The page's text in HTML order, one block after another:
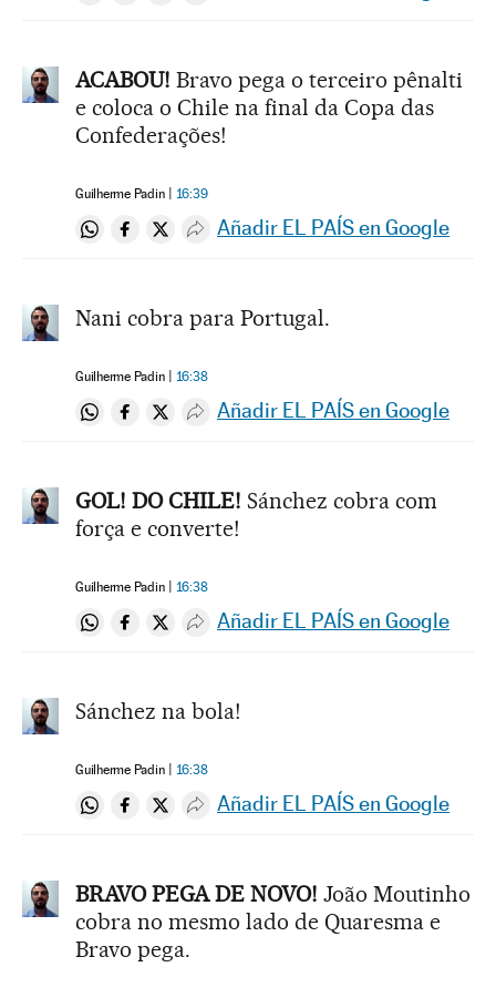
ACABOU! Bravo pega o terceiro pênalti
e coloca o Chile na final da Copa das
Confederações!
Guilherme Padin 16:39
Compartir en Whatsapp
Compartir en Facebook
Compartir en Twitter
Desplegar Redes Sociales
Añadir EL PAÍS en Google
Nani cobra para Portugal.
Guilherme Padin 16:38
Compartir en Whatsapp
Compartir en Facebook
Compartir en Twitter
Desplegar Redes Sociales
Añadir EL PAÍS en Google
GOL! DO CHILE! Sánchez cobra com
força e converte!
Guilherme Padin 16:38
Compartir en Whatsapp
Compartir en Facebook
Compartir en Twitter
Desplegar Redes Sociales
Añadir EL PAÍS en Google
Sánchez na bola!
Guilherme Padin 16:38
Compartir en Whatsapp
Compartir en Facebook
Compartir en Twitter
Desplegar Redes Sociales
Añadir EL PAÍS en Google
BRAVO PEGA DE NOVO! João Moutinho
cobra no mesmo lado de Quaresma e
Bravo pega.